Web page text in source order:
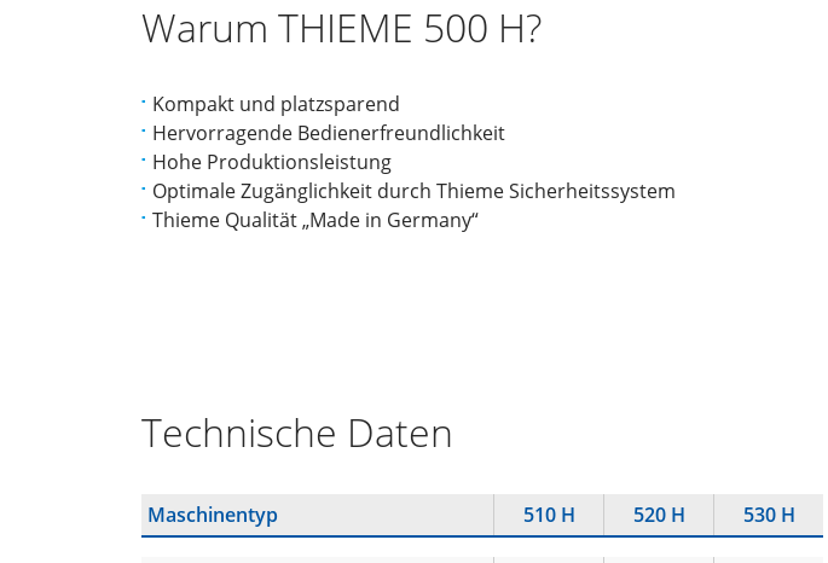
Warum THIEME 500 H?
Kompakt und platzsparend
Hervorragende Bedienerfreundlichkeit
Hohe Produktionsleistung
Optimale Zugänglichkeit durch Thieme Sicherheitssystem
Thieme Qualität „Made in Germany“
Technische Daten
Maschinentyp 510 H 520 H 530 H